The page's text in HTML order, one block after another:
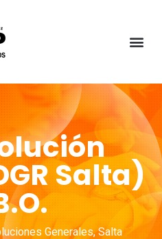
Salta)
Generales,Salta